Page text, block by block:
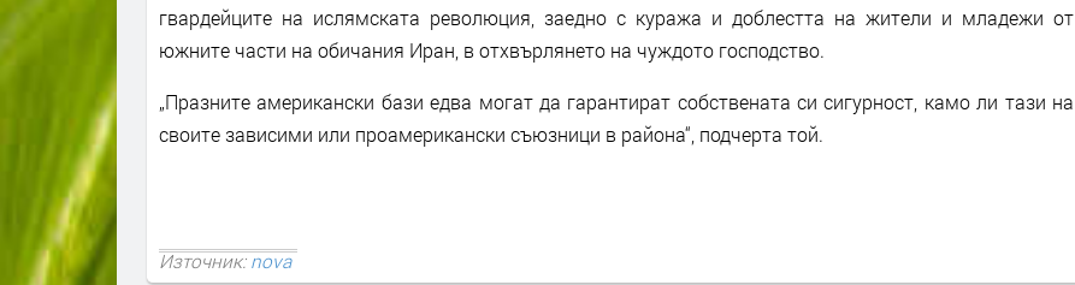
гвардейците на ислямската революция, заедно с куража и доблестта на жители и младежи от
южните части на обичания Иран, в отхвърлянето на чуждото господство.
„Празните американски бази едва могат да гарантират собствената си сигурност, камо ли тази на
своите зависими или проамерикански съюзници в района“, подчерта той.
Източник: nova